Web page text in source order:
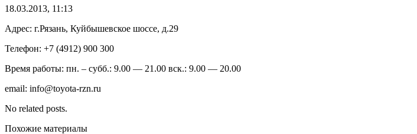
18.03.2013, 11:13
Адрес: г.Рязань, Куйбышевское шоссе, д.29
Телефон: +7 (4912) 900 300
Время работы: пн. – субб.: 9.00 — 21.00 вск.: 9.00 — 20.00
email: info@toyota-rzn.ru
No related posts.
Похожие материалы